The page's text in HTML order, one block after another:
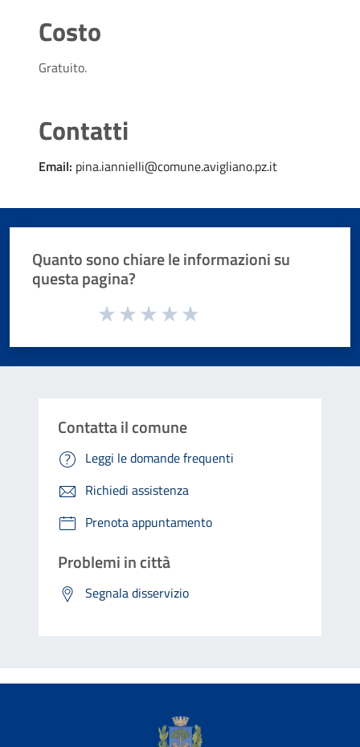
Costo
Gratuito.
Contatti
Email: pina.iannielli@comune.avigliano.pz.it
Quanto sono chiare le informazioni su
questa pagina?
Valuta da 1 a 5 stelle la pagina
Contatta il comune
Leggi le domande frequenti
Richiedi assistenza
Prenota appuntamento
Problemi in città
Segnala disservizio